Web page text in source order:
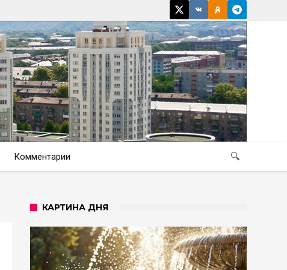
Комментарии 🔍
КАРТИНА ДНЯ